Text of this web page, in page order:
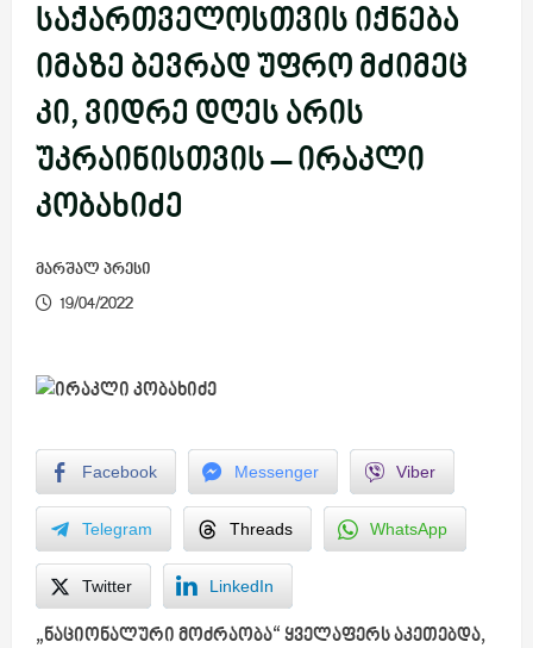
საქართველოსთვის იქნება
იმაზე ბევრად უფრო მძიმეც
კი, ვიდრე დღეს არის
უკრაინისთვის – ირაკლი
კობახიძე
მარშალ პრესი
19/04/2022
Facebook Messenger Viber
Telegram Threads WhatsApp
Twitter LinkedIn
„ნაციონალური მოძრაობა“ ყველაფერს აკეთებდა,